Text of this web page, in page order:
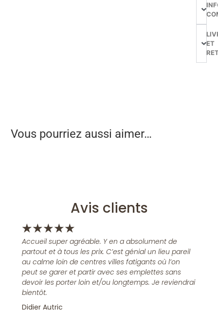
ET
Vous pourriez aussi aimer…
Avis clients
★★★★★
Accueil super agréable. Y en a absolument de
partout et à tous les prix. C’est génial un lieu pareil
au calme loin de centres villes fatigants où l’on
peut se garer et partir avec ses emplettes sans
devoir les porter loin et/ou longtemps. Je reviendrai
bientôt.
Didier Autric